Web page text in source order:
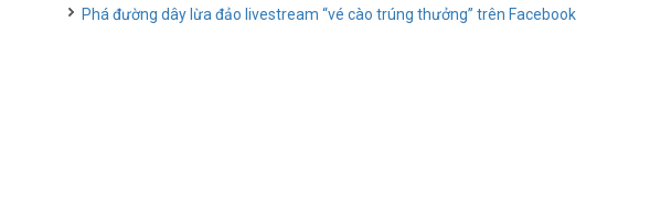
Phá đường dây lừa đảo livestream “vé cào trúng thưởng” trên Facebook